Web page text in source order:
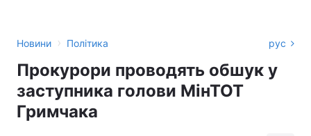
Новини › Політика рус
Прокурори проводять обшук у
заступника голови МінТОТ
Гримчака